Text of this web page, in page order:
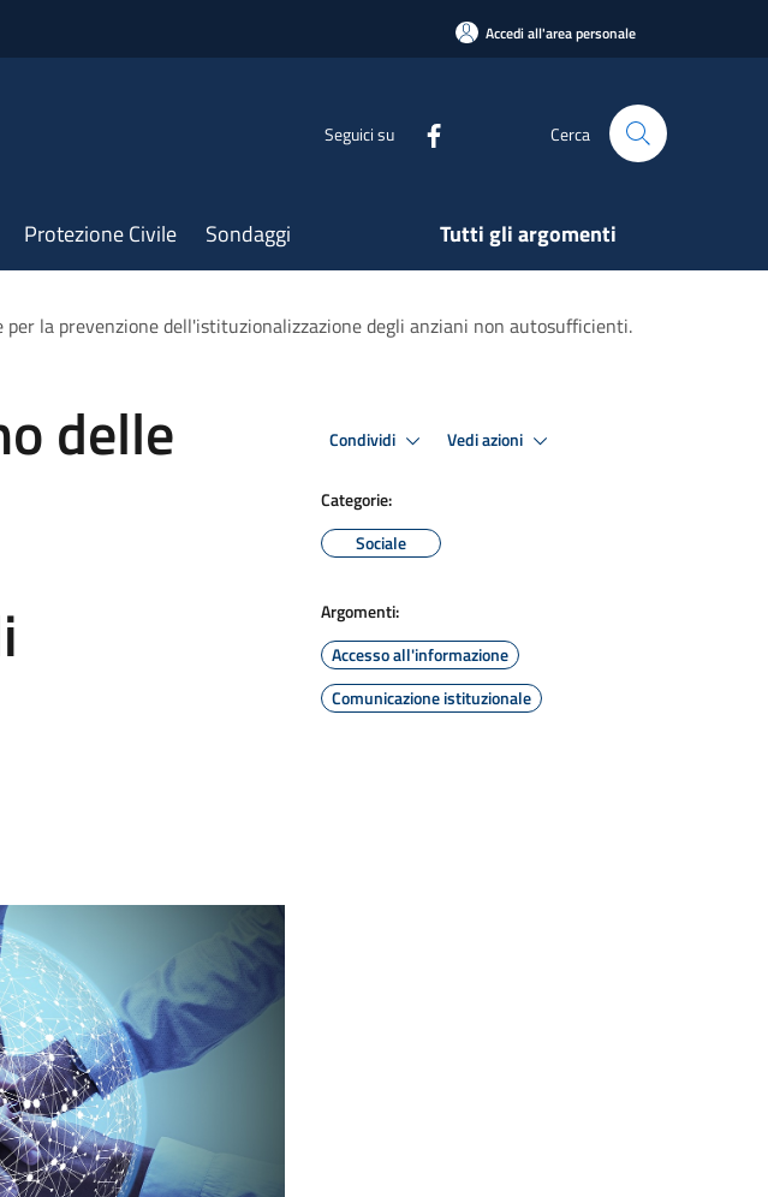
Accedi all'area personale
Seguici su Cerca
Protezione Civile Sondaggi Tutti gli argomenti
la prevenzione dell'istituzionalizzazione degli anziani non autosufficienti.
delle Condividi Vedi azioni
Categorie:
Sociale
Argomenti:
Accesso all'informazione
Comunicazione istituzionale